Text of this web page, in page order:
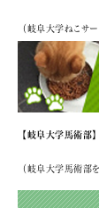
（岐阜大学ねこサ
【岐阜大学馬術部】
（岐阜大学馬術部